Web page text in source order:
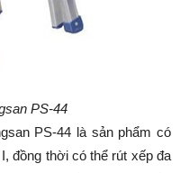
PS-44
PS-44 là sản phẩm có
đồng thời có thể rút xếp đa